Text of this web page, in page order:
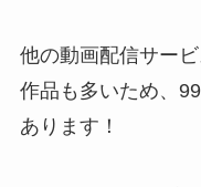
他の動画配信サー
作品も多いため、
あります！